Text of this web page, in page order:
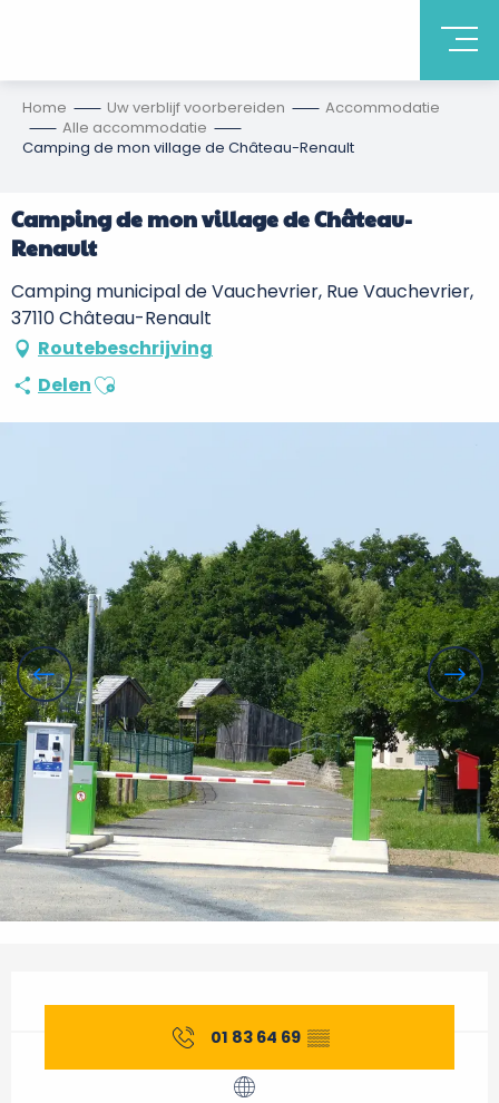
Home Uw verblijf voorbereiden
Accommodatie
Alle accommodatie
Camping de mon village de Château-Renault
Camping de mon village de Château-
Renault
Camping municipal de Vauchevrier, Rue Vauchevrier,
37110 Château-Renault
Routebeschrijving
DelenAjouter aux favoris
01 83 64 69 ▒▒